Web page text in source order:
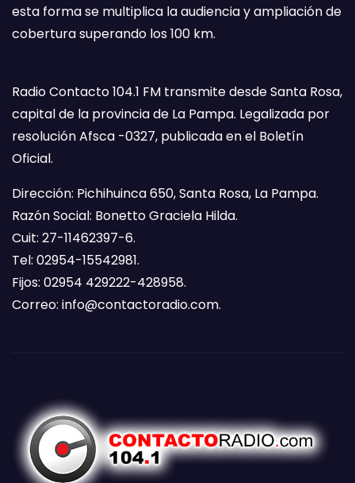
esta forma se multiplica la audiencia y ampliación de
cobertura superando los 100 km.
Radio Contacto 104.1 FM transmite desde Santa Rosa,
capital de la provincia de La Pampa. Legalizada por
resolución Afsca -0327, publicada en el Boletín
Oficial.
Dirección: Pichihuinca 650, Santa Rosa, La Pampa.
Razón Social: Bonetto Graciela Hilda.
Cuit: 27-11462397-6.
Tel: 02954-15542981.
Fijos: 02954 429222-428958.
Correo: info@contactoradio.com.